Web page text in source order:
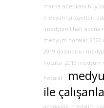
marha adet kanı
medyum şikayetleri
medyum ilhan adana
medyum hocalar 2020
2019 dolandırıcı
hocalar 2019 medyum
hocalar
ile
adanadaki medyum